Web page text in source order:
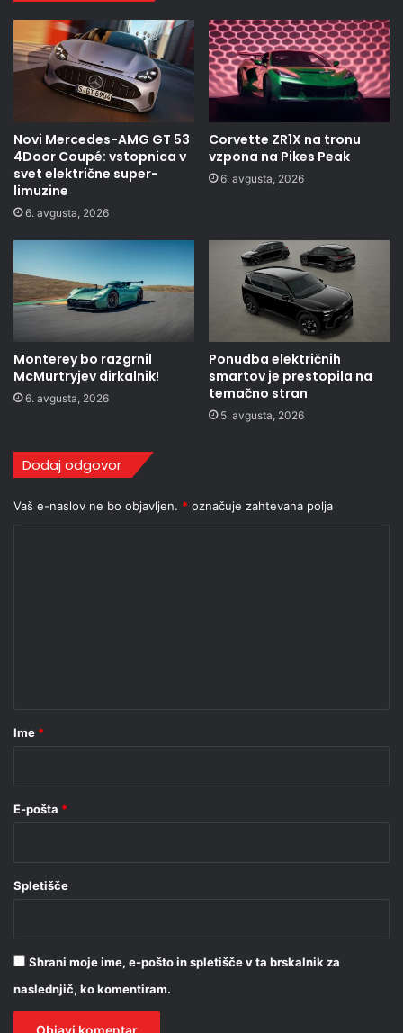
Novi Mercedes-AMG GT 53
4Door Coupé: vstopnica v
svet električne super-
limuzine
6. avgusta, 2026
Corvette ZR1X na tronu
vzpona na Pikes Peak
6. avgusta, 2026
Monterey bo razgrnil
McMurtryjev dirkalnik!
6. avgusta, 2026
Ponudba električnih
smartov je prestopila na
temačno stran
5. avgusta, 2026
Dodaj odgovor
Vaš e-naslov ne bo objavljen. * označuje zahtevana polja
rIme *
E-pošta *
Spletišče
Shrani moje ime, e-pošto in spletišče v ta brskalnik za
naslednjič, ko komentiram.